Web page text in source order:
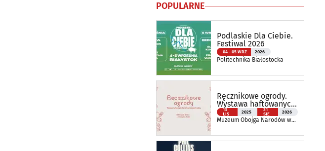
POPULARNE
Podlaskie Dla Ciebie.
Festiwal 2026
04 - 05 WRZ 2026
Politechnika Białostocka
Ręcznikowe ogrody.
Wystawa haftowanych
tkanin inspirowanych
naturą
13
LIS
2025
31
SIE
2026
Muzeum Obojga Narodów w
Muzeum Podlaskiego w